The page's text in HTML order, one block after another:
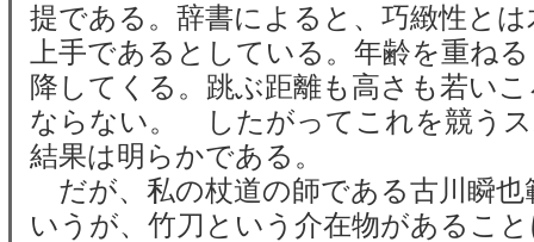
提である。辞書によると、巧緻性と
上手であるとしている。年齢を重ね
降してくる。跳ぶ距離も高さも若い
ならない。 したがってこれを競う
結果は明らかである。
だが、私の杖道の師である古川瞬也
いうが、竹刀という介在物があるこ